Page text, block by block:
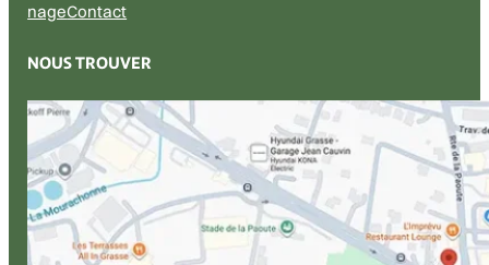
nageContact
NOUS TROUVER